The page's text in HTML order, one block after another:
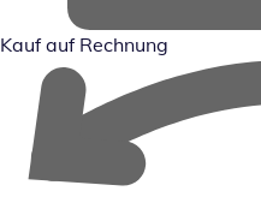
Kauf auf Rechnung